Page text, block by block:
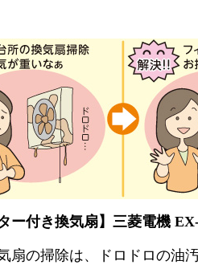
ー付き換気扇】三菱電機
扇の掃除は、ドロドロの油